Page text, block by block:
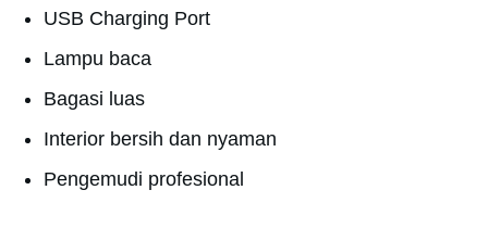
USB Charging Port
Lampu baca
Bagasi luas
Interior bersih dan nyaman
Pengemudi profesional